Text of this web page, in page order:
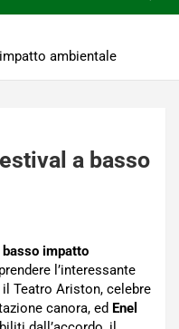
ambientale
a basso
impatto
l’interessante
Teatro Ariston, celebre
canora, ed Enel